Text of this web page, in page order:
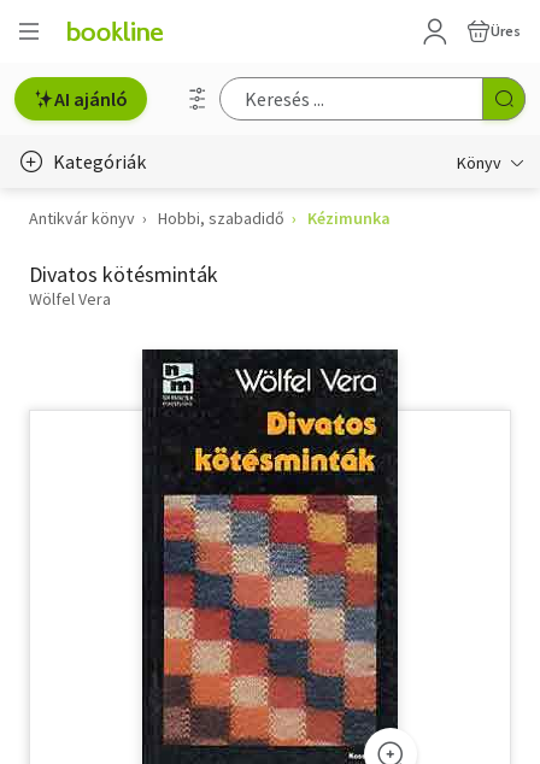
Üres
AI ajánló
Kategóriák Könyv
Életmód, egészség
Erotika
Hobbi, szabadidő
Szótár, nyelvkönyv
Tankönyv, segédkönyv
Társadalomtudomány
Természettudomány
Antikvár könyv Hobbi, szabadidő Kézimunka
Divatos kötésminták
Wölfel Vera